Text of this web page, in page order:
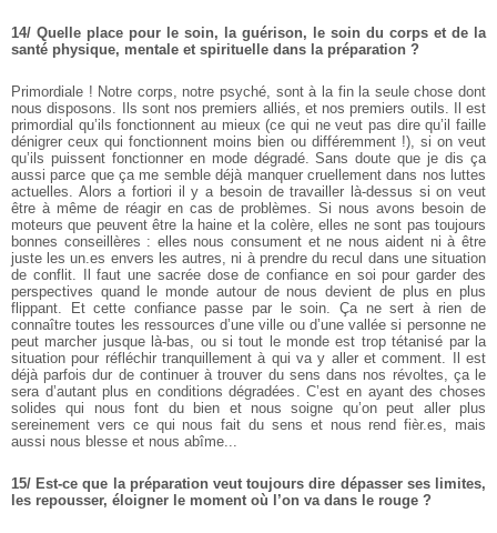
14/ Quelle place pour le soin, la guérison, le soin du corps et de la
santé physique, mentale et spirituelle dans la préparation ?
Primordiale ! Notre corps, notre psyché, sont à la fin la seule chose dont
nous disposons. Ils sont nos premiers alliés, et nos premiers outils. Il est
primordial qu’ils fonctionnent au mieux (ce qui ne veut pas dire qu’il faille
dénigrer ceux qui fonctionnent moins bien ou différemment !), si on veut
qu’ils puissent fonctionner en mode dégradé. Sans doute que je dis ça
aussi parce que ça me semble déjà manquer cruellement dans nos luttes
actuelles. Alors a fortiori il y a besoin de travailler là-dessus si on veut
être à même de réagir en cas de problèmes. Si nous avons besoin de
moteurs que peuvent être la haine et la colère, elles ne sont pas toujours
bonnes conseillères : elles nous consument et ne nous aident ni à être
juste les un.es envers les autres, ni à prendre du recul dans une situation
de conflit. Il faut une sacrée dose de confiance en soi pour garder des
perspectives quand le monde autour de nous devient de plus en plus
flippant. Et cette confiance passe par le soin. Ça ne sert à rien de
connaître toutes les ressources d’une ville ou d’une vallée si personne ne
peut marcher jusque là-bas, ou si tout le monde est trop tétanisé par la
situation pour réfléchir tranquillement à qui va y aller et comment. Il est
déjà parfois dur de continuer à trouver du sens dans nos révoltes, ça le
sera d’autant plus en conditions dégradées. C’est en ayant des choses
solides qui nous font du bien et nous soigne qu’on peut aller plus
sereinement vers ce qui nous fait du sens et nous rend fièr.es, mais
aussi nous blesse et nous abîme...
15/ Est-ce que la préparation veut toujours dire dépasser ses limites,
les repousser, éloigner le moment où l’on va dans le rouge ?